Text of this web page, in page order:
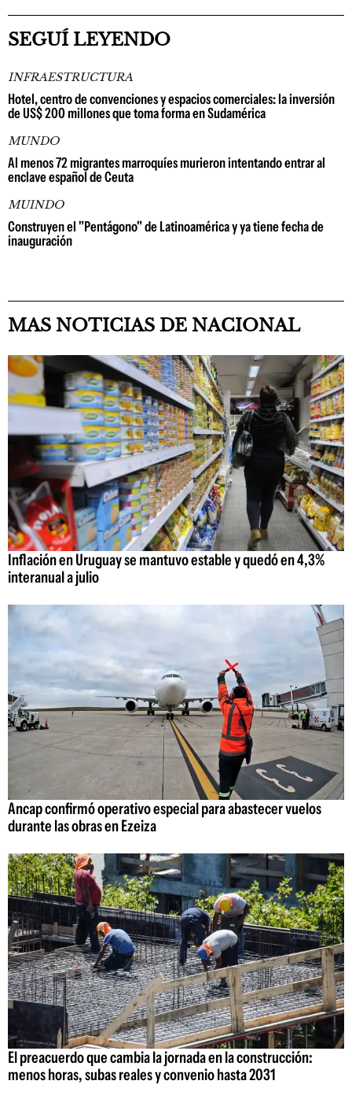
SEGUÍ LEYENDO
INFRAESTRUCTURA
Hotel, centro de convenciones y espacios comerciales: la inversión
de US$ 200 millones que toma forma en Sudamérica
MUNDO
Al menos 72 migrantes marroquíes murieron intentando entrar al
enclave español de Ceuta
MUINDO
Construyen el "Pentágono" de Latinoamérica y ya tiene fecha de
inauguración
MAS NOTICIAS DE NACIONAL
Inflación en Uruguay se mantuvo estable y quedó en 4,3%
interanual a julio
Ancap confirmó operativo especial para abastecer vuelos
durante las obras en Ezeiza
El preacuerdo que cambia la jornada en la construcción:
menos horas, subas reales y convenio hasta 2031